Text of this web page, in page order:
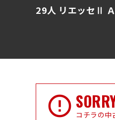
29人 リエッセⅡ
コチラの中